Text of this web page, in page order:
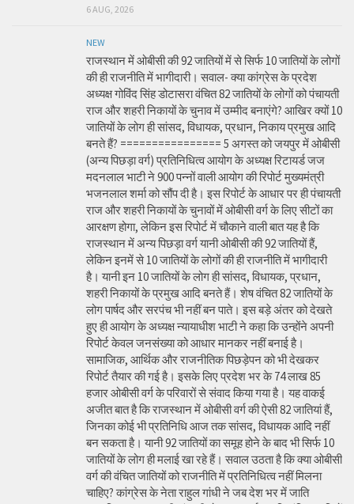
6 AUG, 2026
NEW
राजस्थान में ओबीसी की 92 जातियों में से सिर्फ 10 जातियों के लोगों
की ही राजनीति में भागीदारी। सवाल- क्या कांग्रेस के प्रदेश
अध्यक्ष गोविंद सिंह डोटासरा वंचित 82 जातियों के लोगों को पंचायती
राज और शहरी निकायों के चुनाव में उम्मीद बनाएंगे? आखिर क्यों 10
जातियों के लोग ही सांसद, विधायक, प्रधान, निकाय प्रमुख आदि
बनते हैं? ================ 5 अगस्त को जयपुर में ओबीसी
(अन्य पिछड़ा वर्ग) प्रतिनिधित्व आयोग के अध्यक्ष रिटायर्ड जज
मदनलाल भाटी ने 900 पन्नों वाली आयोग की रिपोर्ट मुख्यमंत्री
भजनलाल शर्मा को सौंप दी है। इस रिपोर्ट के आधार पर ही पंचायती
राज और शहरी निकायों के चुनावों में ओबीसी वर्ग के लिए सीटों का
आरक्षण होगा, लेकिन इस रिपोर्ट में चौकाने वाली बात यह है कि
राजस्थान में अन्य पिछड़ा वर्ग यानी ओबीसी की 92 जातियों हैं,
लेकिन इनमें से 10 जातियों के लोगों की ही राजनीति में भागीदारी
है। यानी इन 10 जातियों के लोग ही सांसद, विधायक, प्रधान,
शहरी निकायों के प्रमुख आदि बनते हैं। शेष वंचित 82 जातियों के
लोग पार्षद और सरपंच भी नहीं बन पाते। इस बड़े अंतर को देखते
हुए ही आयोग के अध्यक्ष न्यायाधीश भाटी ने कहा कि उन्होंने अपनी
रिपोर्ट केवल जनसंख्या को आधार मानकर नहीं बनाई है।
सामाजिक, आर्थिक और राजनीतिक पिछड़ेपन को भी देखकर
रिपोर्ट तैयार की गई है। इसके लिए प्रदेश भर के 74 लाख 85
हजार ओबीसी वर्ग के परिवारों से संवाद किया गया है। यह वाकई
अजीत बात है कि राजस्थान में ओबीसी वर्ग की ऐसी 82 जातियां हैं,
जिनका कोई भी प्रतिनिधि आज तक सांसद, विधायक आदि नहीं
बन सकता है। यानी 92 जातियों का समूह होने के बाद भी सिर्फ 10
जातियों के लोग ही मलाई खा रहे हैं। सवाल उठता है कि क्या ओबीसी
वर्ग की वंचित जातियों को राजनीति में प्रतिनिधित्व नहीं मिलना
चाहिए? कांग्रेस के नेता राहुल गांधी ने जब देश भर में जाति